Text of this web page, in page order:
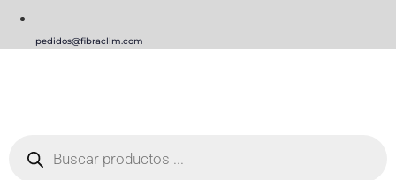
pedidos@fibraclim.com
productos